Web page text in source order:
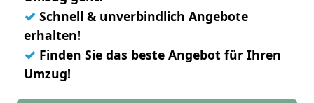
✓ Schnell & unverbindlich Angebote
erhalten!
✓ Finden Sie das beste Angebot für Ihren
Umzug!